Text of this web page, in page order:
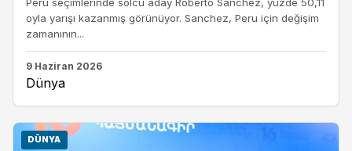
oyla yarışı kazanmış görünüyor. Sanchez, Peru için değişim
zamanının...
9 Haziran 2026
Dünya
DÜNYA